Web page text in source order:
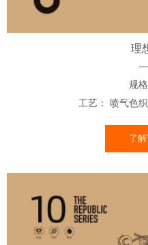
理
规
工艺： 喷气色
了